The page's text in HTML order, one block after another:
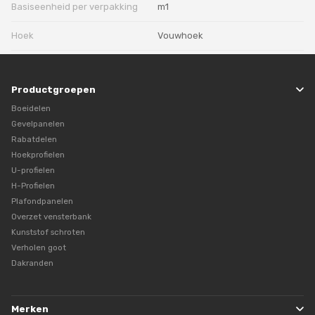
Basiseenheid per verpakking m1
Hoek Vouwhoek
Productgroepen
Boeidelen
Gevelpanelen
Rabatdelen
Hoekprofielen
U-profielen
H-Profielen
Plafondpanelen
Overzet vensterbank
Kunststof schroten
Verholen goot
Dakranden
Merken